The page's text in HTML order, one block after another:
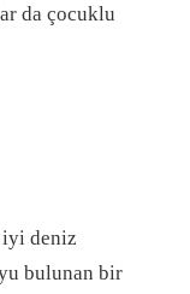
da çocuklu
iyi deniz
bulunan bir